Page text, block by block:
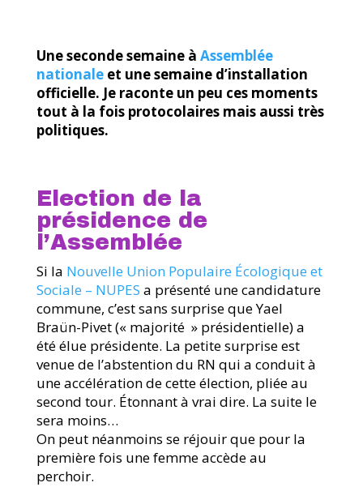
Une seconde semaine à Assemblée
nationaleet une semaine d’installation
officielle. Je raconte un peu ces moments
tout à la fois protocolaires mais aussi très
politiques.
Election de la
présidence de
l’Assemblée
Si la Nouvelle Union Populaire Écologique et
Sociale – NUPES a présenté une candidature
commune, c’est sans surprise que Yael
Braün-Pivet (« majorité » présidentielle) a
été élue présidente. La petite surprise est
venue de l’abstention du RN qui a conduit à
une accélération de cette élection, pliée au
second tour. Étonnant à vrai dire. La suite le
sera moins…
On peut néanmoins se réjouir que pour la
première fois une femme accède au
perchoir.